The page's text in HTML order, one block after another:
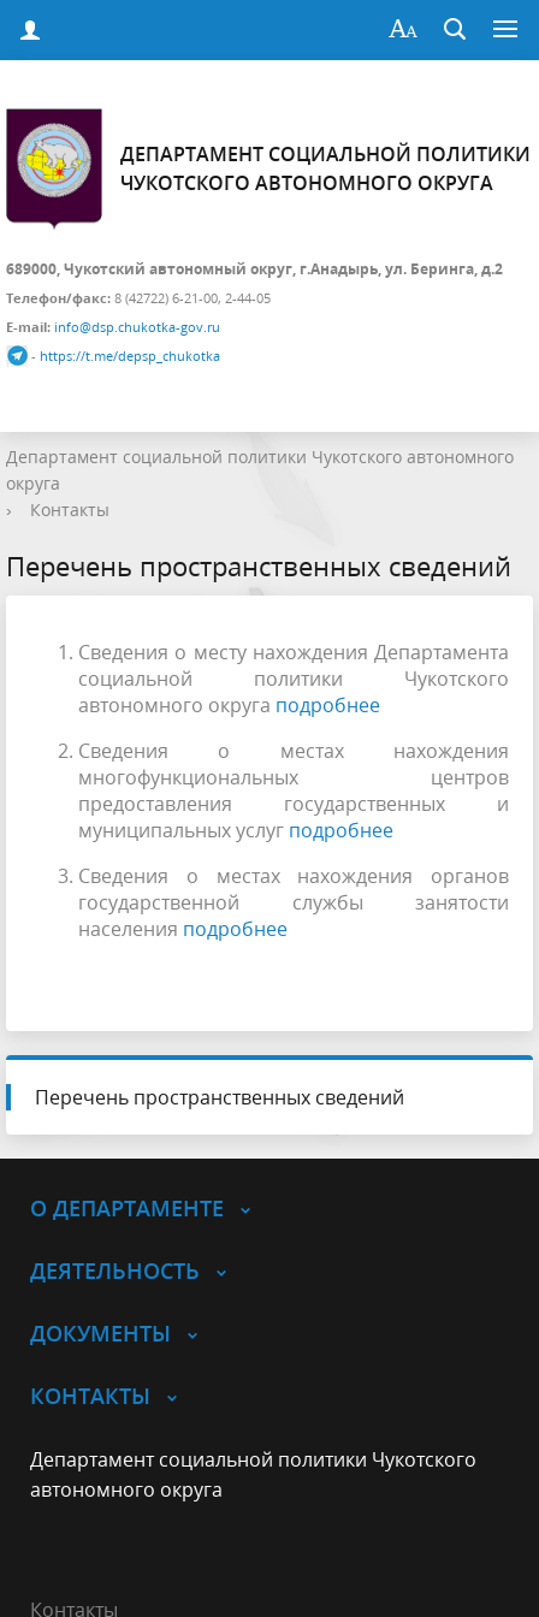
ДЕПАРТАМЕНТ СОЦИАЛЬНОЙ ПОЛИТИКИ
ЧУКОТСКОГО АВТОНОМНОГО ОКРУГА
689000, Чукотский автономный округ, г.Анадырь, ул. Беринга, д.2
Телефон/факс: 8 (42722) 6-21-00, 2-44-05
E-mail: info@dsp.chukotka-gov.ru
- https://t.me/depsp_chukotka
Департамент социальной политики Чукотского автономного
округа
›
Контакты
Перечень пространственных сведений
Сведения о месту нахождения Департамента
социальной политики Чукотского
автономного округа подробнее
Сведения о местах нахождения
многофункциональных центров
предоставления государственных и
муниципальных услуг подробнее
Сведения о местах нахождения органов
государственной службы занятости
населения подробнее
Перечень пространственных сведений
О ДЕПАРТАМЕНТЕ
ДЕЯТЕЛЬНОСТЬ
ДОКУМЕНТЫ
КОНТАКТЫ
Департамент социальной политики Чукотского
автономного округа
Контакты